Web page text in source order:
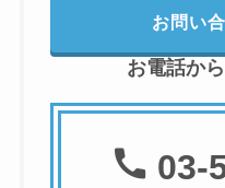
お問い
お電話か
03-